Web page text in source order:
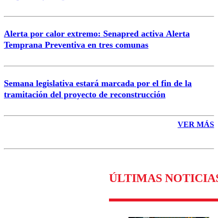
Alerta por calor extremo: Senapred activa Alerta
Temprana Preventiva en tres comunas
Semana legislativa estará marcada por el fin de la
tramitación del proyecto de reconstrucción
VER MÁS
ÚLTIMAS